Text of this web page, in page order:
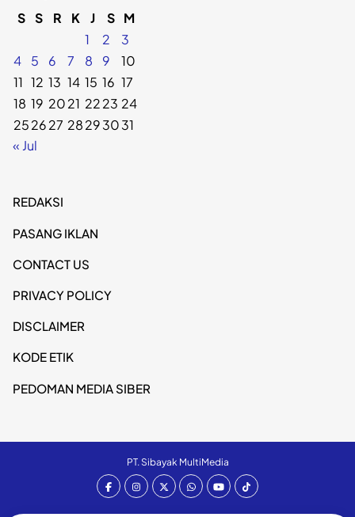
S S R K J S M
1
2
3
4
5 6 7 8 9
10
11 12 13 14 15 16 17
18 19 2021 2223 24
252627 28293031
« Jul
REDAKSI
PASANG IKLAN
CONTACT US
PRIVACY POLICY
DISCLAIMER
KODE ETIK
PEDOMAN MEDIA SIBER
PT. Sibayak MultiMedia